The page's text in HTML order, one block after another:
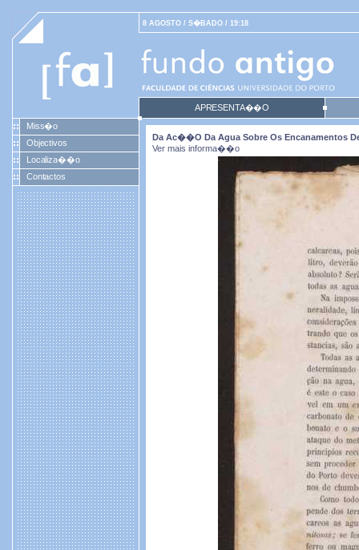
8 AGOSTO / S�BADO / 19:18
APRESENTA��O
Miss�o
Objectivos
Localiza��o
Contactos
Da Ac��o Da Agua Sobre Os Encanamentos
Ver mais informa��o